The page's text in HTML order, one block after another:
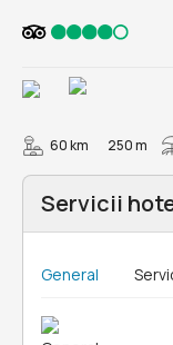
60 km 250 m
Servicii
General